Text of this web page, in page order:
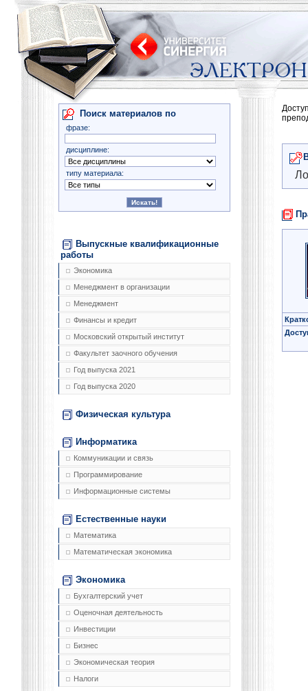
Поиск материалов по
фразе:
дисциплине:
типу материала:
Выпускные квалификационные
работы
Экономика
Менеджмент в организации
Менеджмент
Финансы и кредит
Московский открытый институт
Факультет заочного обучения
Год выпуска 2021
Год выпуска 2020
Физическая культура
Информатика
Коммуникации и связь
Программирование
Информационные системы
Естественные науки
Математика
Математическая экономика
Экономика
Бухгалтерский учет
Оценочная деятельность
Инвестиции
Бизнес
Экономическая теория
Налоги